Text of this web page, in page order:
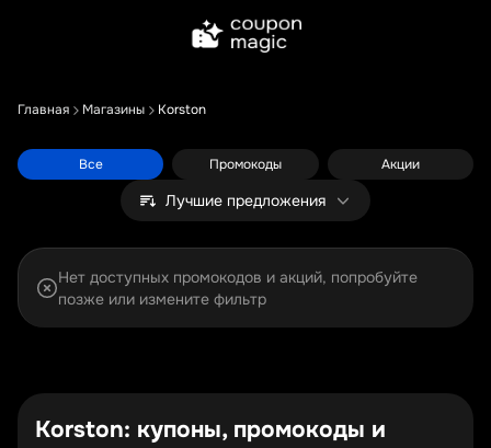
Главная Магазины Korston
Все Промокоды Акции
Лучшие предложения
Нет доступных промокодов и акций, попробуйте
позже или измените фильтр
Korston: купоны, промокоды и